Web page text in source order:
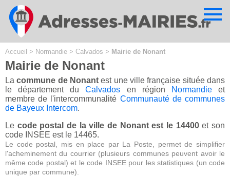
Accueil > Normandie > Calvados > Mairie de Nonant
Mairie de Nonant
Lacommune de Nonant est une ville française située dans
le département duCalvados en région Normandieet
membre de l'intercommunalité Communauté de communes
de Bayeux Intercom.
Le code postal de la ville de Nonant est le 14400et son
code INSEE est le 14465.
Le code postal, mis en place par La Poste, permet de simplifier
l'acheminement du courrier (plusieurs communes peuvent avoir le
même code postal) et le code INSEE pour les statistiques (un code
unique par commune).
Cookies management panel